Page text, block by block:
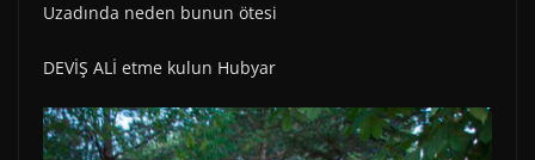
Uzadında neden bunun ötesi
DEVİŞ ALİ etme kulun Hubyar